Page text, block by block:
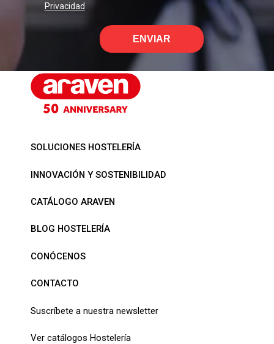
Privacidad
ENVIAR
SOLUCIONES HOSTELERÍA
INNOVACIÓN Y SOSTENIBILIDAD
CATÁLOGO ARAVEN
BLOG HOSTELERÍA
CONÓCENOS
CONTACTO
Suscríbete a nuestra newsletter
Ver catálogos Hostelería